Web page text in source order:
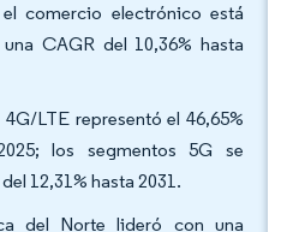
comercio electrónico está
CAGR del 10,36% hasta
LTE representó el 46,65%
los segmentos 5G se
12,31% hasta 2031.
del Norte lideró con una